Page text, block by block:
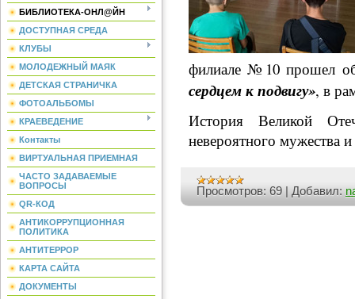
БИБЛИОТЕКА-ОНЛ@ЙН
ДОСТУПНАЯ СРЕДА
КЛУБЫ
МОЛОДЕЖНЫЙ МАЯК
ДЕТСКАЯ СТРАНИЧКА
ФОТОАЛЬБОМЫ
КРАЕВЕДЕНИЕ
Контакты
ВИРТУАЛЬНАЯ ПРИЕМНАЯ
ЧАСТО ЗАДАВАЕМЫЕ
ВОПРОСЫ
QR-КОД
АНТИКОРРУПЦИОННАЯ
ПОЛИТИКА
АНТИТЕРРОР
КАРТА САЙТА
ДОКУМЕНТЫ
филиале №10 прошел
сердцем к подвигу», в
История Великой
невероятного мужества
Просмотров: 69 Добавил: